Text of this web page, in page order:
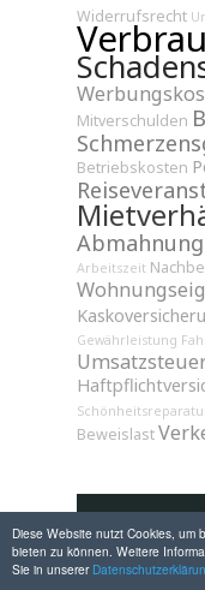
Diese Website nutzt Cookies, um
bieten zu können. Weitere
Sie in unserer
Widerrufsrecht
Mitverschulden
Betriebskosten
Abmahnung
Arbeitszeit
Gewährleistung
Beweislast